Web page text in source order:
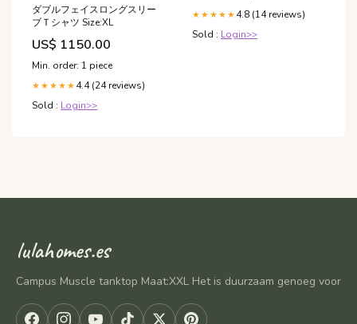
ダブルフェイスロングスリー
ブＴシャツ Size:XL
US$ 1150.00
Min. order: 1 piece
★★★★★ 4.4 (24 reviews)
Sold : Login>>
★★★★★ 4.8 (14 reviews)
Sold : Login>>
lulahomes.es
Campus Muscle tanktop Maat:XXL Het is duurzaam genoeg voor